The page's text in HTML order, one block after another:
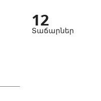
12
Տաճարներ